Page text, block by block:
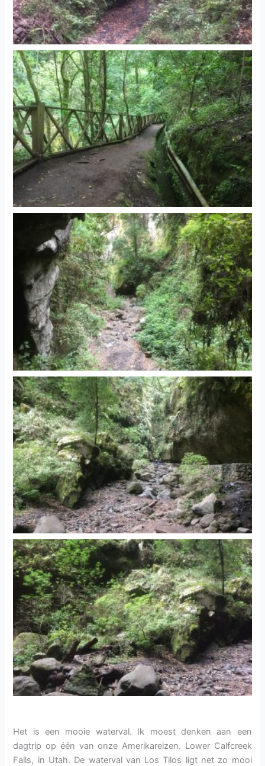
Het is een mooie waterval. Ik moest denken aan een
dagtrip op één van onze Amerikareizen. Lower Calfcreek
Falls, in Utah. De waterval van Los Tilos ligt net zo mooi